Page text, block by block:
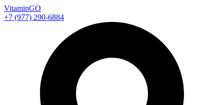
VitaminGO
+7 (977) 290-6884